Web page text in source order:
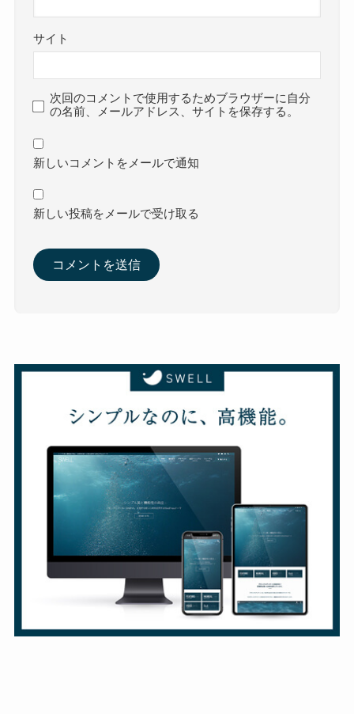
サイト
次回のコメントで使用するためブラウザーに自分
の名前、メールアドレス、サイトを保存する。
新しいコメントをメールで通知
新しい投稿をメールで受け取る